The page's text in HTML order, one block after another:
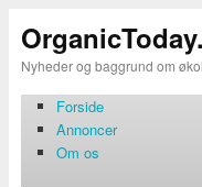
Nyheder og baggrund om
Forside
Annoncer
Om os